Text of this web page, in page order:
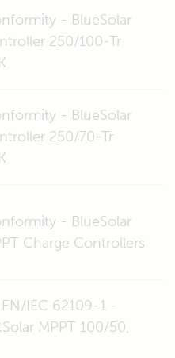
- BlueSolar
250/100-Tr
- BlueSolar
250/70-Tr
- BlueSolar
Charge Controllers
IEC 62109-1 -
MPPT 100/50,